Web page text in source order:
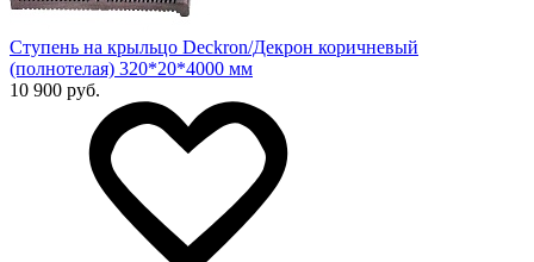
Ступень на крыльцо Deckron/Декрон коричневый
(полнотелая) 320*20*4000 мм
10 900 руб.